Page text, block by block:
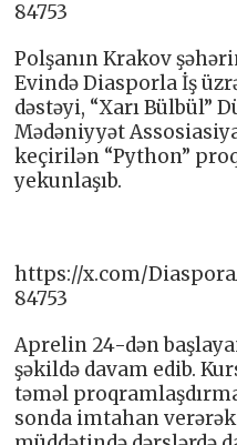
84753
Polşanın Krakov
Evində Diasporla İş
dəstəyi, “Xarı Bülbül”
Mədəniyyət
keçirilən “Python”
yekunlaşıb.
https://x.com/
84753
Aprelin 24-dən
şəkildə davam edib.
təməl
sonda imtahan